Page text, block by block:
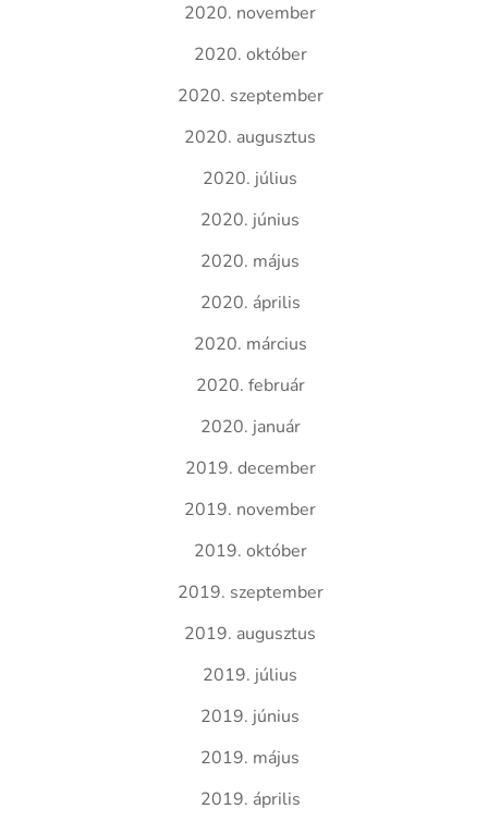
2020. november
2020. október
2020. szeptember
2020. augusztus
2020. július
2020. június
2020. május
2020. április
2020. március
2020. február
2020. január
2019. december
2019. november
2019. október
2019. szeptember
2019. augusztus
2019. július
2019. június
2019. május
2019. április